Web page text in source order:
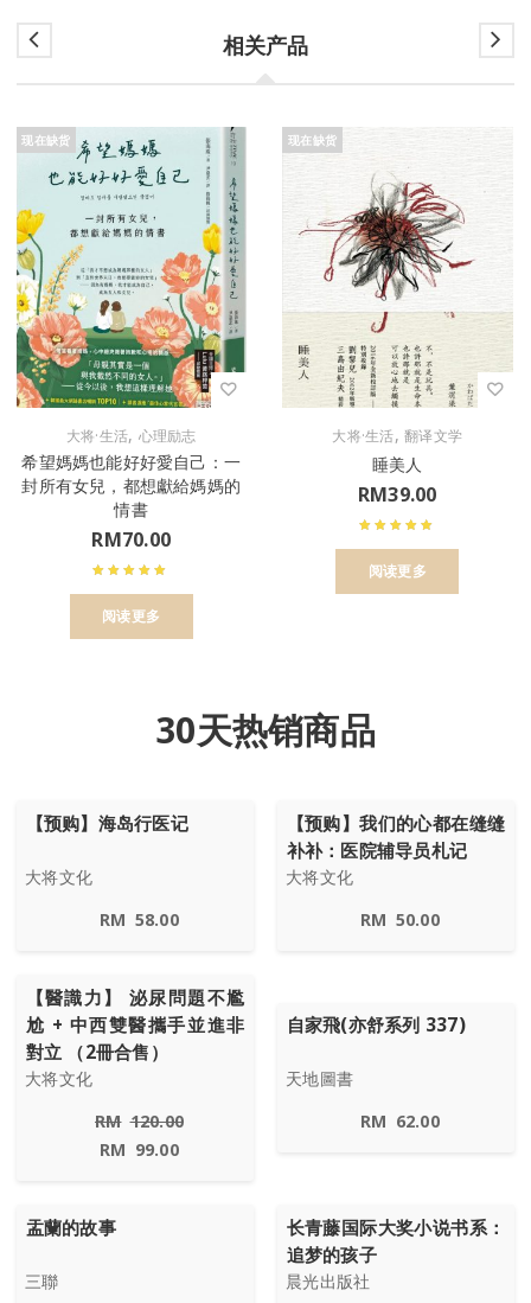
相关产品
现在缺货
大将·生活, 心理励志
希望媽媽也能好好愛自己：一
封所有女兒，都想獻給媽媽的
情書
RM70.00
阅读更多
现在缺货
大将·生活,翻译文学
睡美人
RM39.00
阅读更多
30天热销商品
【预购】海岛行医记
大将文化
RM 58.00
【预购】我们的心都在缝缝
补补：医院辅导员札记
大将文化
RM 50.00
【醫識力】 泌尿問題不尷
尬 + 中西雙醫攜手並進非
對立 （2冊合售）
大将文化
RM 120.00
RM 99.00
自家飛(亦舒系列 337)
天地圖書
RM 62.00
盂蘭的故事
三聯
长青藤国际大奖小说书系：
追梦的孩子
晨光出版社